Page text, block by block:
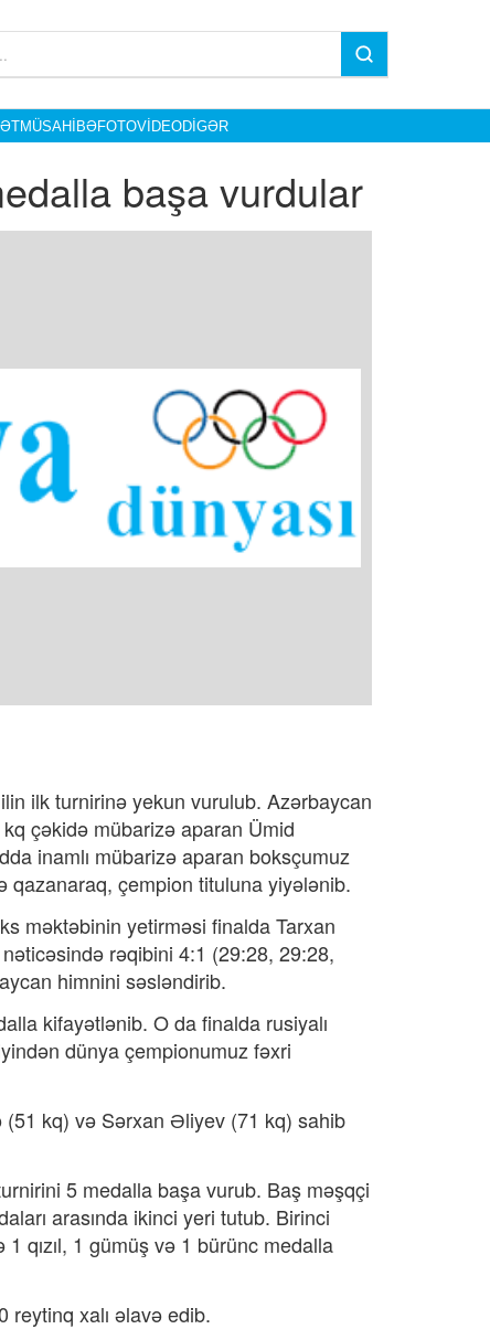
MÜSAHIBƏFOTOVIDEODIGƏR
başa vurdular
ilk turnirinə yekun vurulub. Azərbaycan
kq çəkidə mübarizə aparan Ümid
inamlı mübarizə aparan boksçumuz
qazanaraq, çempion tituluna yiyələnib.
məktəbinin yetirməsi finalda Tarxan
rəqibini 4:1 (29:28, 29:28,
himnini səsləndirib.
kifayətlənib. O da finalda rusiyalı
dünya çempionumuz fəxri
(51 kq) və Sərxan Əliyev (71 kq) sahib
5 medalla başa vurub. Baş məşqçi
arasında ikinci yeri tutub. Birinci
qızıl, 1 gümüş və 1 bürünc medalla
reytinq xalı əlavə edib.